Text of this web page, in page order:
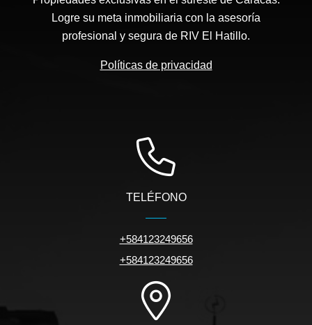
Logre su meta inmobiliaria con la asesoría
profesional y segura de RIV El Hatillo.
Políticas de privacidad
TELÉFONO
+584123249656
+584123249656